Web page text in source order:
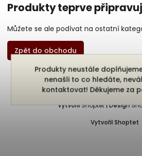
Produkty neustále
nenašli to co hledáte,
kontaktovat! Děkujeme za
Produkty teprve
Můžete se ale podívat na ostatní
Zpět do obchodu
Vytvořil Shoptet
Copyright 2026Bukefalos.
Vytvořil Shoptet | Design